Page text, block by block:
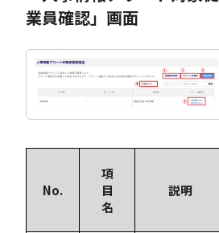
業員確認」画面
No.
項
目
名
説明